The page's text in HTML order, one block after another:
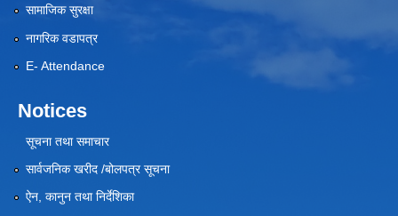
सामाजिक सुरक्षा
नागरिक वडापत्र
E- Attendance
Notices
सूचना तथा समाचार
सार्वजनिक खरीद /बोलपत्र सूचना
ऐन, कानुन तथा निर्देशिका